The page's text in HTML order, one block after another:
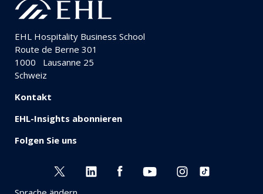
EHL Hospitality Business School
Route de Berne 301
1000
Lausanne 25
Schweiz
Kontakt
EHL-Insights abonnieren
Folgen Sie uns